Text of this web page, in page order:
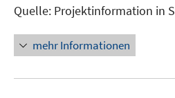
Quelle: Projektinformation in S
mehr Informationen